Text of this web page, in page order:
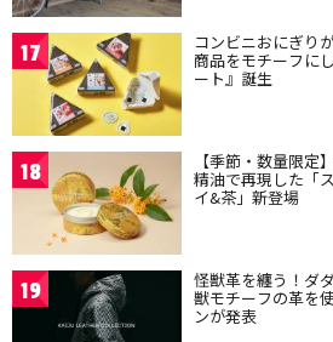
17 コンビニおにぎり
商品をモチーフに
ート』誕生
18 【季節・数量限定
精油で再現した「
イ&茶」新登場
19 怪獣革を纏う！ダ
獣モチーフの革を
ンが発表